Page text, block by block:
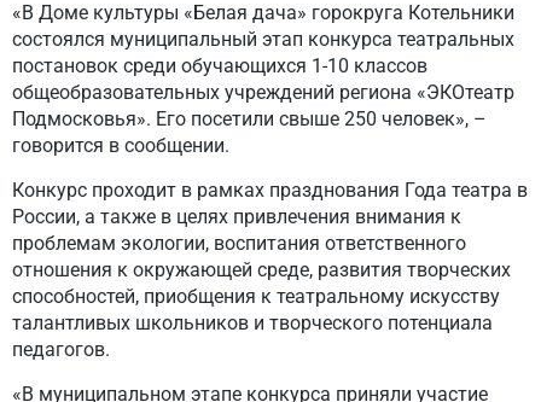
«В Доме культуры «Белая дача» горокруга Котельники
состоялся муниципальный этап конкурса театральных
постановок среди обучающихся 1-10 классов
общеобразовательных учреждений региона «ЭКОтеатр
Подмосковья». Его посетили свыше 250 человек», –
говорится в сообщении.
Конкурс проходит в рамках празднования Года театра в
России, а также в целях привлечения внимания к
проблемам экологии, воспитания ответственного
отношения к окружающей среде, развития творческих
способностей, приобщения к театральному искусству
талантливых школьников и творческого потенциала
педагогов.
«В муниципальном этапе конкурса приняли участие